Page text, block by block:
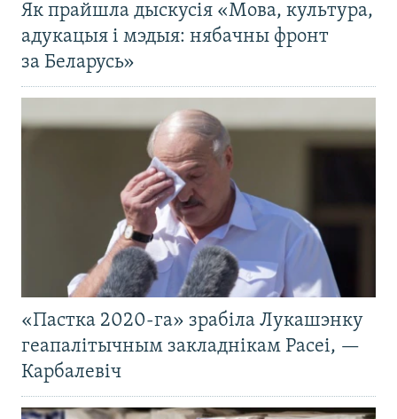
Як прайшла дыскусія «Мова, культура,
адукацыя і мэдыя: нябачны фронт
за Беларусь»
«Пастка 2020-га» зрабіла Лукашэнку
геапалітычным закладнікам Расеі, —
Карбалевіч